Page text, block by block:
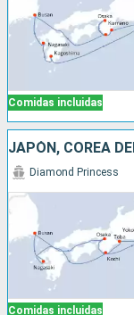
Comidas incluidas
JAPÓN, COREA
Comidas incluidas
Diamond Princess